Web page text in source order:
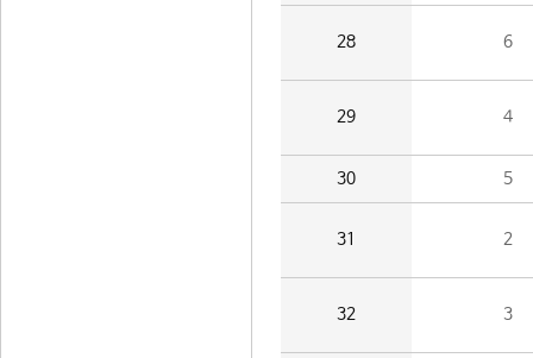
28 6
29 4
30 5
31 2
32 3